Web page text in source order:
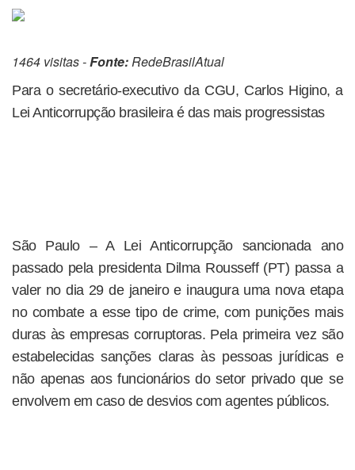
1464 visitas -Fonte:RedeBrasilAtual
Para o secretário-executivo da CGU, Carlos Higino, a
Lei Anticorrupção brasileira é das mais progressistas
São Paulo – A Lei Anticorrupção sancionada ano
passado pela presidenta Dilma Rousseff (PT) passa a
valer no dia 29 de janeiro e inaugura uma nova etapa
no combate a esse tipo de crime, com punições mais
duras às empresas corruptoras. Pela primeira vez são
estabelecidas sanções claras às pessoas jurídicas e
não apenas aos funcionários do setor privado que se
envolvem em caso de desvios com agentes públicos.